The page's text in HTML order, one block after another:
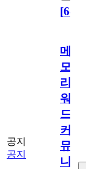
[64
공지
공지
메
모
리
워
드
커
뮤
니